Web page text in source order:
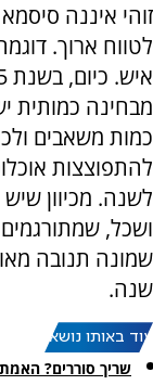
זוהי איננה
מבחינה כמותית
כמות משאבים
להתפוצצות
לשנה. מכיוון
ושכל,
שמונה תנובה
שנה.
עוד באותו נושא:
שריך סוררים?